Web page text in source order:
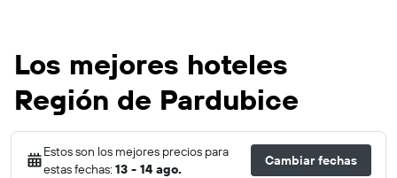
Los mejores hoteles
Región de Pardubice
Estos son los mejores precios para
estas fechas: 13 - 14 ago.
Cambiar fechas